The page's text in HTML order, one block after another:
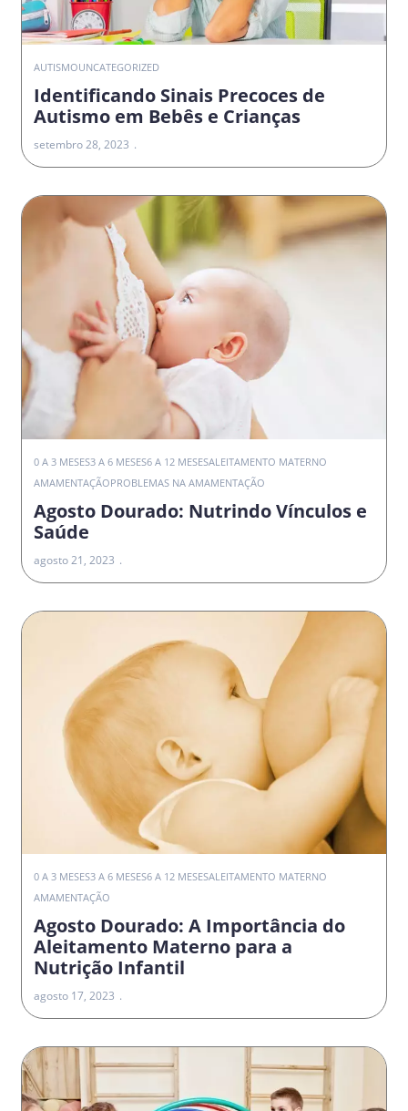
AUTISMOUNCATEGORIZED
Identificando Sinais Precoces de
Autismo em Bebês e Crianças
setembro 28, 2023
0 A 3 MESES3 A 6 MESES6 A 12 MESESALEITAMENTO MATERNO
AMAMENTAÇÃOPROBLEMAS NA AMAMENTAÇÃO
Agosto Dourado: Nutrindo Vínculos e
Saúde
agosto 21, 2023
0 A 3 MESES3 A 6 MESES6 A 12 MESESALEITAMENTO MATERNO
AMAMENTAÇÃO
Agosto Dourado: A Importância do
Aleitamento Materno para a
Nutrição Infantil
agosto 17, 2023